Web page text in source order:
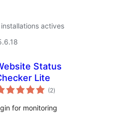
actives
Status
Lite
(2notes
en
)
for monitoring